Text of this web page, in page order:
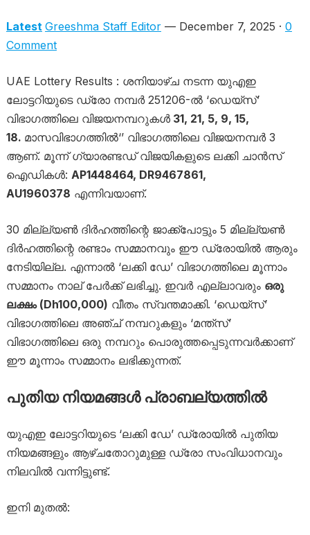
Latest Greeshma Staff Editor— December 7, 2025 · 0
Comment
UAE Lottery Results : ശനിയാഴ്ച നടന്ന യുഎഇ
ലോട്ടറിയുടെ ഡ്രോ നമ്പർ 251206-ൽ ‘ഡെയ്സ്’
വിഭാഗത്തിലെ വിജയനമ്പറുകൾ31, 21, 5, 9, 15,
18. മാസവിഭാ​ഗത്തിൽ‘’ വിഭാഗത്തിലെ വിജയനമ്പർ 3
ആണ്. മൂന്ന് ഗ്യാരണ്ടഡ് വിജയികളുടെ ലക്കി ചാൻസ്
ഐഡികൾ: AP1448464, DR9467861,
AU1960378 എന്നിവയാണ്.
30 മില്ല്യൺ ദിർഹത്തിന്റെ ജാക്ക്‌പോട്ടും 5 മില്ല്യൺ
ദിർഹത്തിന്റെ രണ്ടാം സമ്മാനവും ഈ ഡ്രോയിൽ ആരും
നേടിയില്ല. എന്നാൽ ‘ലക്കി ഡേ’ വിഭാഗത്തിലെ മൂന്നാം
സമ്മാനം നാല് പേർക്ക് ലഭിച്ചു. ഇവർ എല്ലാവരും ഒരു
ലക്ഷം (Dh100,000) വീതം സ്വന്തമാക്കി. ‘ഡെയ്സ്’
വിഭാഗത്തിലെ അഞ്ച് നമ്പറുകളും ‘മന്ത്സ്’
വിഭാഗത്തിലെ ഒരു നമ്പറും പൊരുത്തപ്പെടുന്നവർക്കാണ്
ഈ മൂന്നാം സമ്മാനം ലഭിക്കുന്നത്.
പുതിയ നിയമങ്ങൾ പ്രാബല്യത്തിൽ
യുഎഇ ലോട്ടറിയുടെ ‘ലക്കി ഡേ’ ഡ്രോയിൽ പുതിയ
നിയമങ്ങളും ആഴ്ചതോറുമുള്ള ഡ്രോ സംവിധാനവും
നിലവിൽ വന്നിട്ടുണ്ട്.
ഇനി മുതൽ: